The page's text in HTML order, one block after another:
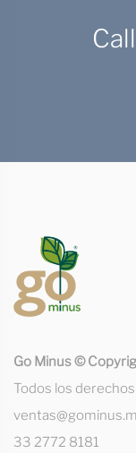
Go Minus ©
Todos los
33 2772 8181